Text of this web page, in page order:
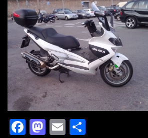
Facebook
Mastodon
Email